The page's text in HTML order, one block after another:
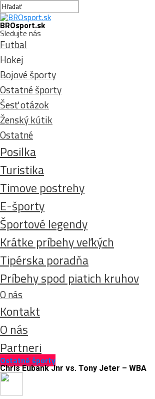
BROsport.sk
Sledujte nás
Futbal
Hokej
Bojové športy
Ostatné športy
Šesť otázok
Ženský kútik
Ostatné
Posilka
Turistika
Timove postrehy
E-športy
Športové legendy
Krátke príbehy veľkých
Tipérska poradňa
Príbehy spod piatich kruhov
O nás
Kontakt
O nás
Partneri
Ostatné športy
Chris Eubank Jnr vs. Tony Jeter – WBA